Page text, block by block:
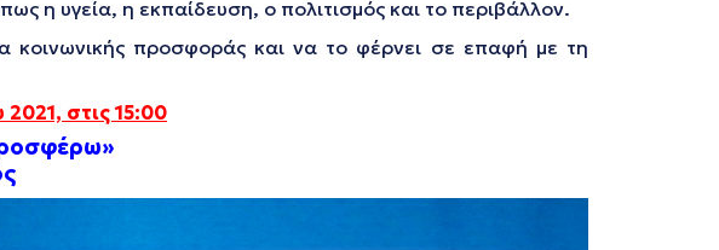
η υγεία, η εκπαίδευση, ο πολιτισμός και το περιβάλλον.
κοινωνικής προσφοράς και να το φέρνει σε επαφή με τη
στις 15:00